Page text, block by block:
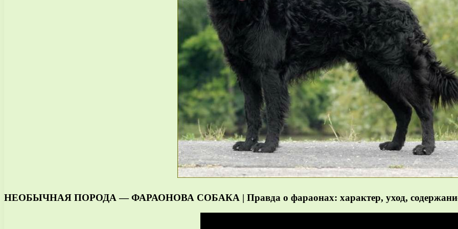
НЕОБЫЧНАЯ ПОРОДА — ФАРАОНОВА СОБАКА | Правда о фараонах: характер, уход,